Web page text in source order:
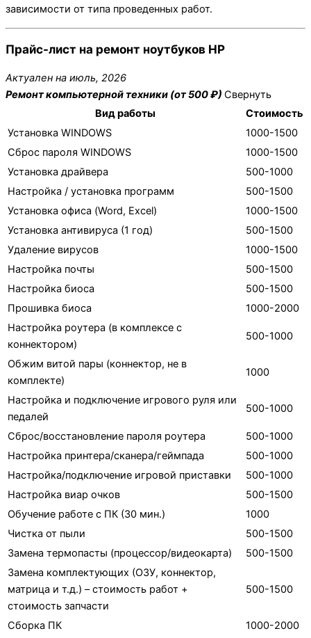
зависимости от типа проведенных работ.
Прайс-лист на ремонт ноутбуков HP
Актуален на июль, 2026
Ремонт компьютерной техники (от 500 ₽) Свернуть
Вид работы
Стоимость
Установка WINDOWS
1000-1500
Сброс пароля WINDOWS
1000-1500
Установка драйвера
500-1000
Настройка / установка программ
500-1500
Установка офиса (Word, Excel)
1000-1500
Установка антивируса (1 год)
500-1500
Удаление вирусов
1000-1500
Настройка почты
500-1500
Настройка биоса
500-1500
Прошивка биоса
1000-2000
Настройка роутера (в комплексе с
коннектором)
500-1000
Обжим витой пары (коннектор, не в
комплекте)
1000
Настройка и подключение игрового руля или
педалей
500-1000
Сброс/восстановление пароля роутера
500-1000
Настройка принтера/сканера/геймпада
500-1000
Настройка/подключение игровой приставки
500-1000
Настройка виар очков
500-1500
Обучение работе с ПК (30 мин.)
1000
Чистка от пыли
500-1500
Замена термопасты (процессор/видеокарта)
500-1500
Замена комплектующих (ОЗУ, коннектор,
матрица и т.д.) – стоимость работ +
стоимость запчасти
500-1500
Сборка ПК
1000-2000